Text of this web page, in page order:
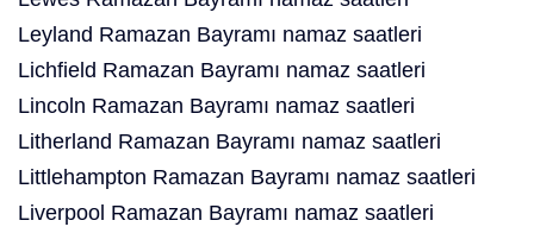
Leyland Ramazan Bayramı namaz saatleri
Lichfield Ramazan Bayramı namaz saatleri
Lincoln Ramazan Bayramı namaz saatleri
Litherland Ramazan Bayramı namaz saatleri
Littlehampton Ramazan Bayramı namaz saatleri
Liverpool Ramazan Bayramı namaz saatleri